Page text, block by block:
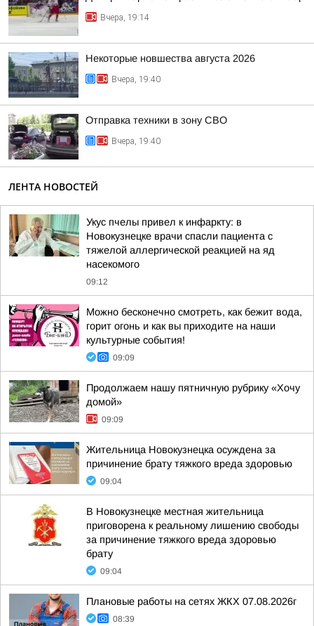
Вчера, 19:14
Некоторые новшества августа 2026
Вчера, 19:40
Отправка техники в зону СВО
Вчера, 19:40
ЛЕНТА НОВОСТЕЙ
Укус пчелы привел к инфаркту: в
Новокузнецке врачи спасли пациента с
тяжелой аллергической реакцией на яд
насекомого
09:12
Можно бесконечно смотреть, как бежит вода,
горит огонь и как вы приходите на наши
культурные события!
09:09
Продолжаем нашу пятничную рубрику «Хочу
домой»
09:09
Жительница Новокузнецка осуждена за
причинение брату тяжкого вреда здоровью
09:04
В Новокузнецке местная жительница
приговорена к реальному лишению свободы
за причинение тяжкого вреда здоровью
брату
09:04
Плановые работы на сетях ЖКХ 07.08.2026г
08:39